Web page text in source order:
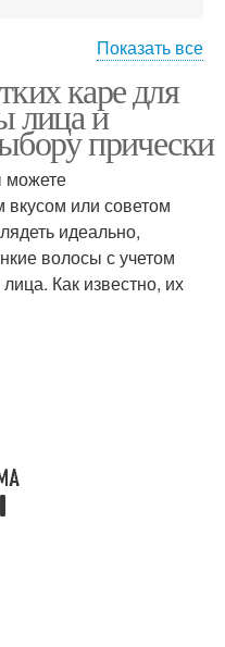
Каскадное каре
Волосы до и
Показать все
каре для
лица и
прически
можете
вкусом или советом
идеально,
волосы с учетом
Как известно, их